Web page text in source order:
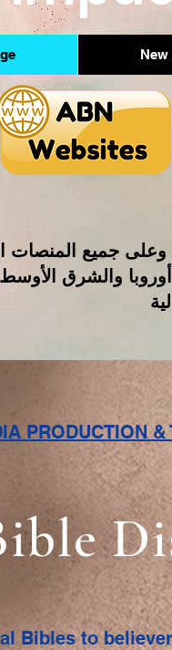
New
جميع المنصات
والشرق الأوسط
PRODUCTION &
Bibles to